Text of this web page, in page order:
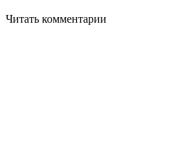
Читать комментарии